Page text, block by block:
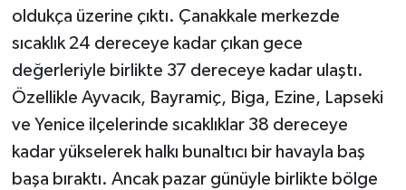
oldukça üzerine çıktı. Çanakkale merkezde
sıcaklık 24 dereceye kadar çıkan gece
değerleriyle birlikte 37 dereceye kadar ulaştı.
Özellikle Ayvacık, Bayramiç, Biga, Ezine, Lapseki
ve Yenice ilçelerinde sıcaklıklar 38 dereceye
kadar yükselerek halkı bunaltıcı bir havayla baş
başa bıraktı. Ancak pazar günüyle birlikte bölge